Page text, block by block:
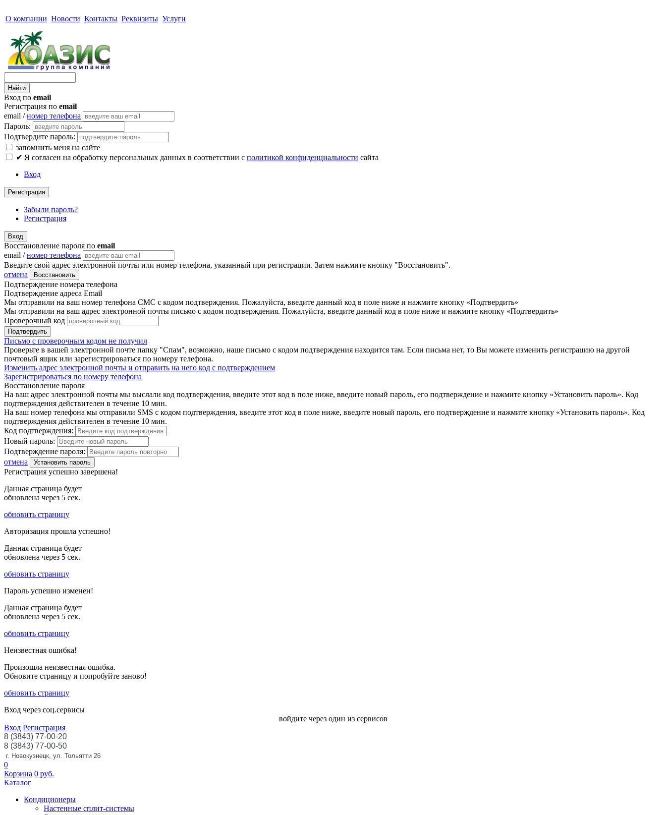
О компании Новости Контакты Реквизиты Услуги
Вход по email
Регистрация по email
email /номер телефона
Пароль:
Подтвердите пароль:
запомнить меня на сайте
✔ Я согласен на обработку персональных данных в соответствии с политикой конфиденциальности сайта
Вход
Регистрация
Забыли пароль?
Регистрация
Вход
Восстановление пароля по email
email /номер телефона
Введите свой адрес электронной почты или номер телефона, указанный при регистрации. Затем нажмите кнопку "Восстановить".
отмена
Восстановить
Подтверждение номера телефона
Подтверждение адреса Email
Мы отправили на ваш номер телефона СМС с кодом подтверждения. Пожалуйста, введите данный код в поле ниже и нажмите кнопку «Подтвердить»
Мы отправили на ваш адрес электронной почты письмо с кодом подтверждения. Пожалуйста, введите данный код в поле ниже и нажмите кнопку «Подтвердить»
Проверочный код
Подтвердить
Письмо с проверочным кодом не получил
Проверьте в вашей электронной почте папку "Спам", возможно, наше письмо с кодом подтверждения находится там. Если письма нет, то Вы можете изменить регистрацию на другой
почтовый ящик или зарегистрироваться по номеру телефона.
Изменить адрес электронной почты и отправить на него код с подтверждением
Зарегистрироваться по номеру телефона
Восстановление пароля
На ваш адрес электронной почты мы выслали код подтверждения, введите этот код в поле ниже, введите новый пароль, его подтверждение и нажмите кнопку «Установить пароль». Код
подтверждения действителен в течение 10 мин.
На ваш номер телефона мы отправили SMS с кодом подтверждения, введите этот код в поле ниже, введите новый пароль, его подтверждение и нажмите кнопку «Установить пароль». Код
подтверждения действителен в течение 10 мин.
Код подтверждения:
Новый пароль:
Подтверждение пароля:
отмена
Установить пароль
Регистрация успешно завершена!
Данная страница будет
обновлена через 5 сек.
обновить страницу
Авторизация прошла успешно!
Данная страница будет
обновлена через 5 сек.
обновить страницу
Пароль успешно изменен!
Данная страница будет
обновлена через 5 сек.
обновить страницу
Неизвестная ошибка!
Произошла неизвестная ошибка.
Обновите страницу и попробуйте заново!
обновить страницу
Вход через соц.сервисы
войдите через один из сервисов
Вход Регистрация
8 (3843) 77-00-20
8 (3843) 77-00-50
г. Новокузнецк, ул. Тольятти 26
0
Корзина 0 руб.
Каталог
Кондиционеры
Настенные сплит-системы